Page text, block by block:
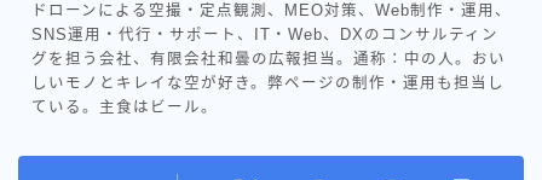
ドローンによる空撮・定点観測、MEO対策、Web制作・運用、
SNS運用・代行・サポート、IT・Web、DXのコンサルティン
グを担う会社、有限会社和曇の広報担当。通称：中の人。おい
しいモノとキレイな空が好き。弊ページの制作・運用も担当し
ている。主食はビール。